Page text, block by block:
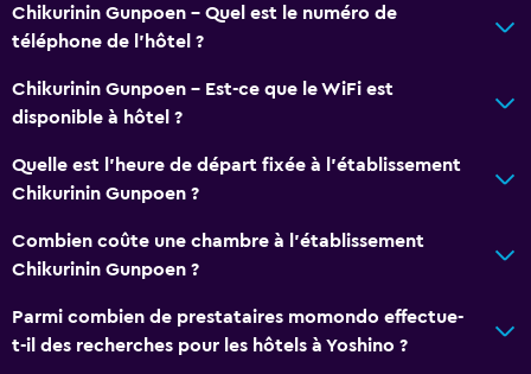
Chikurinin Gunpoen - Quel est le numéro de
téléphone de l’hôtel ?
Chikurinin Gunpoen - Est-ce que le WiFi est
disponible à hôtel ?
Quelle est l'heure de départ fixée à l'établissement
Chikurinin Gunpoen ?
Combien coûte une chambre à l'établissement
Chikurinin Gunpoen ?
Parmi combien de prestataires momondo effectue-
t-il des recherches pour les hôtels à Yoshino ?